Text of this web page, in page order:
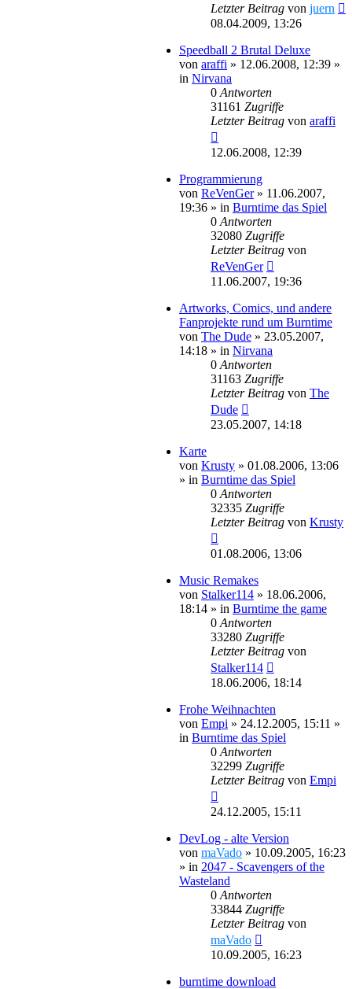
Letzter Beitrag von juern
08.04.2009, 13:26
Speedball 2 Brutal Deluxe
von araffi » 12.06.2008, 12:39 »
in Nirvana
0 Antworten
31161 Zugriffe
Letzter Beitrag von araffi
12.06.2008, 12:39
Programmierung
von ReVenGer» 11.06.2007,
19:36 » in Burntime das Spiel
0 Antworten
32080 Zugriffe
Letzter Beitrag von
ReVenGer
11.06.2007, 19:36
Artworks, Comics, und andere
Fanprojekte rund um Burntime
von The Dude » 23.05.2007,
14:18 » in Nirvana
0 Antworten
31163 Zugriffe
Letzter Beitrag von The
Dude
23.05.2007, 14:18
Karte
von Krusty » 01.08.2006, 13:06
» in Burntime das Spiel
0 Antworten
32335 Zugriffe
Letzter Beitrag von Krusty
01.08.2006, 13:06
Music Remakes
von Stalker114 » 18.06.2006,
18:14 » in Burntime the game
0 Antworten
33280 Zugriffe
Letzter Beitrag von
Stalker114
18.06.2006, 18:14
Frohe Weihnachten
von Empi » 24.12.2005, 15:11 »
in Burntime das Spiel
0 Antworten
32299 Zugriffe
Letzter Beitrag von Empi
24.12.2005, 15:11
DevLog - alte Version
von maVado » 10.09.2005, 16:23
» in 2047 - Scavengers of the
Wasteland
0 Antworten
33844 Zugriffe
Letzter Beitrag von
maVado
10.09.2005, 16:23
burntime download